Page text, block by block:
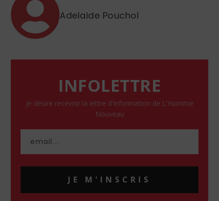
Adelaide Pouchol
INFOLETTRE
Je désire recevoir la lettre d'information de L'Homme
Nouveau
JE M'INSCRIS